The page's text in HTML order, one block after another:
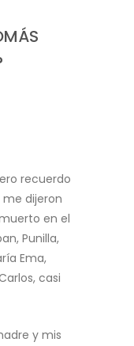
recuerdo
dijeron
en el
Punilla,
Ema,
casi
y mis